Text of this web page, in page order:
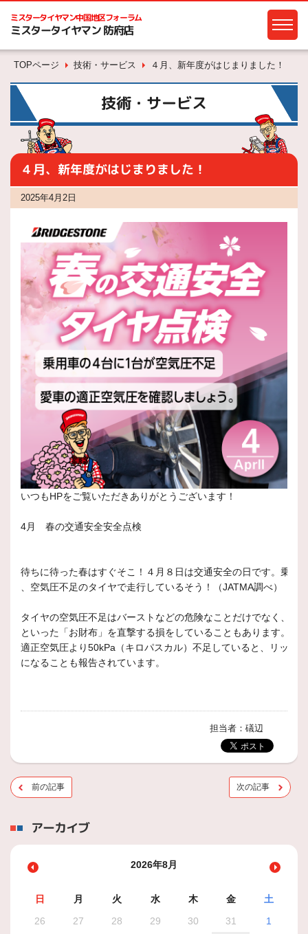
ミスタータイヤマン中国地区フォーラム
ミスタータイヤマン 防府店
TOPページ 技術・サービス ４月、新年度がはじまりました！
技術・サービス
４月、新年度がはじまりました！
2025年4月2日
いつもHPをご覧いただきありがとうございます！
4月 春の交通安全安全点検
待ちに待った春はすぐそこ！４月８日は交通安全の日です。乗用
、空気圧不足のタイヤで走行しているそう！（JATMA調べ）
タイヤの空気圧不足はバーストなどの危険なことだけでなく、燃
といった「お財布」を直撃する損をしていることもあります。特
適正空気圧より50kPa（キロパスカル）不足していると、リッタ
になることも報告されています。
担当者：礒辺
前の記事 次の記事
アーカイブ
2026年8月
日 月 火 水 木 金
土
26
27 28 29 30 31
1